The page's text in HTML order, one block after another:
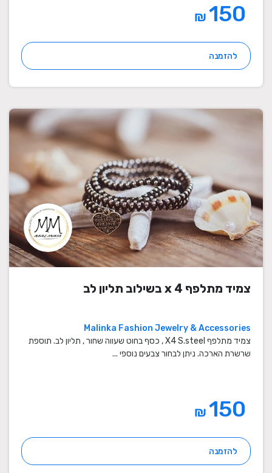
₪
להזמנה
צמיד מתלפף x 4 בשילוב תליון לב
Malinka Fashion Jewelry & Accessories
צמיד מתלפף X4 S.steel , כסף בחוט שעווה שחור , תליון לב. תוספת
שרשרת הארכה. ניתן לבחור צבעים נוספי ...
₪
להזמנה